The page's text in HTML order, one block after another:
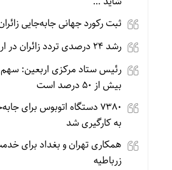
ثبت رکورد جهانی جابه‌جایی
رشد ۲۴ درصدی تردد زائران در اربعین از مرز مهران
رئیس ستاد مرکزی اربعین: سهم
بیش از ۵۰ درصد است
۷۳۸۰ دستگاه اتوبوس برای
به‌ کارگیری شد
همکاری تهران و بغداد برای
زرباطیه